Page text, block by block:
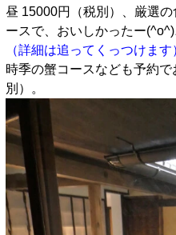
昼 15000円（税別）、厳選
ースで、おいしかったー
（詳細は追ってくっつけます
時季の蟹コースなども予約
別）。